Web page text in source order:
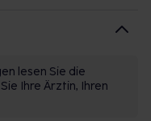
lesen Sie die
Ihre Ärztin, Ihren